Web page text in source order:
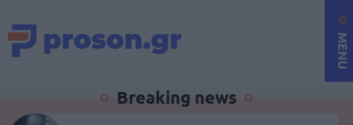
MENU
Breaking news